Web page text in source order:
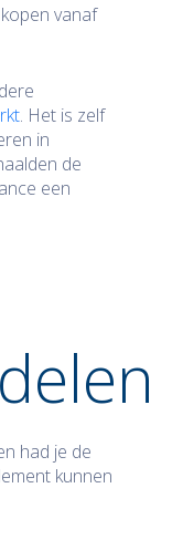
vanaf
. Het is zelf
in
de
een
had je de
kunnen